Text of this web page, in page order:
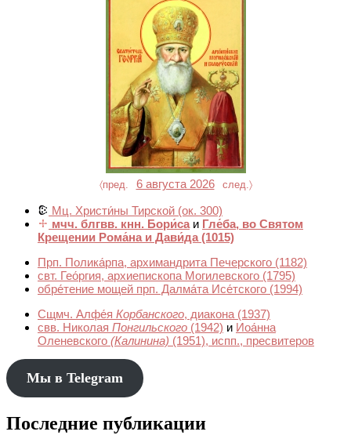
〈пред. 6 августа 2026 след.〉
Мц. Христи́ны Тирской (ок. 300)
мчч. блгвв. кнн. Бори́са и Гле́ба, во Святом
Крещении Рома́на и Дави́да (1015)
Прп. Полика́рпа, архимандрита Печерского (1182)
свт. Гео́ргия, архиепископа Могилевского (1795)
обре́тение мощей прп. Далма́та Исе́тского (1994)
Сщмч. Алфе́я Корбанского, диакона (1937)
свв. Николая Понгильского (1942) и Иоа́нна
Оленевского (Калинина) (1951), испп., пресвитеров
Мы в Telegram
Последние публикации